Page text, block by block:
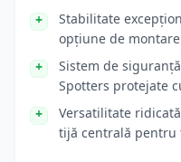
Stabilitate
opțiune de
Sistem de
Spotters protejate
Versatilitate
tijă centrală